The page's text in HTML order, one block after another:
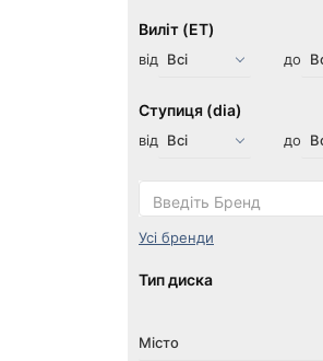
Виліт (ET)
від до
Ступиця (dia)
від до
Усі бренди
Тип диска